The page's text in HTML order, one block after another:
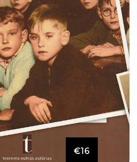
€16